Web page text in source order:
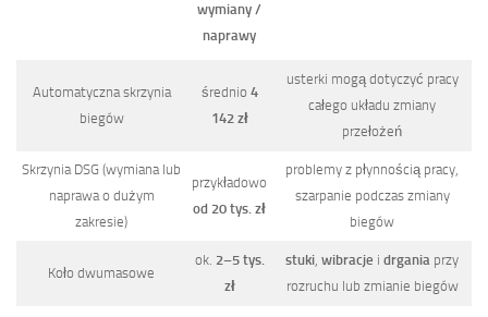
wymiany /
naprawy
Automatyczna skrzynia
biegów
średnio 4
142 zł
usterki mogą dotyczyć pracy
całego układu zmiany
przełożeń
Skrzynia DSG (wymiana lub
naprawa o dużym
zakresie)
przykładowo
od 20 tys. zł
problemy z płynnością pracy,
szarpanie podczas zmiany
biegów
Koło dwumasowe
ok. 2–5 tys.
zł
stuki, wibracje i drgania przy
rozruchu lub zmianie biegów